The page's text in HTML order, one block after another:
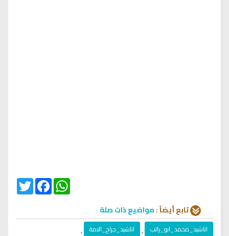
Twitter
FacebookWhatsApp
تابع أيضاً :مواضيع ذات صلة
اناشيد_محمد_ابو_راتب , اناشيد_جراح_الامة ,